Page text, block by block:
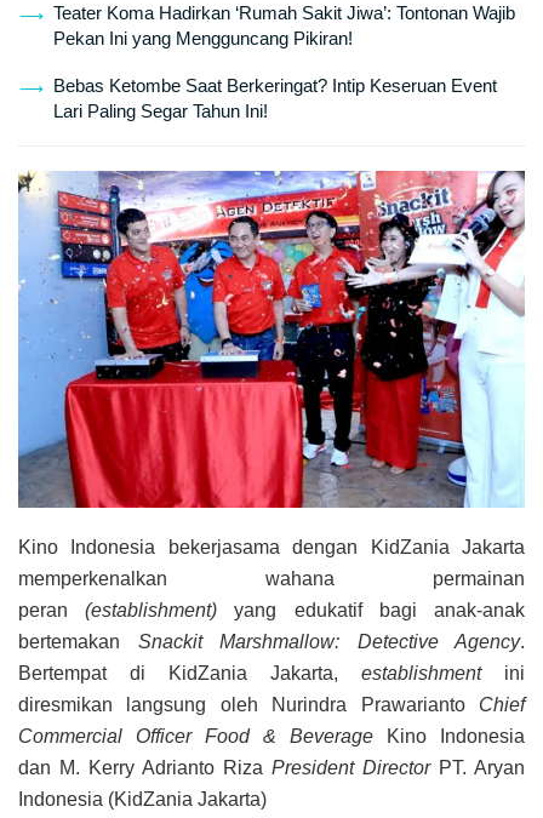
Teater Koma Hadirkan ‘Rumah Sakit Jiwa’: Tontonan Wajib
Pekan Ini yang Mengguncang Pikiran!
Bebas Ketombe Saat Berkeringat? Intip Keseruan Event
Lari Paling Segar Tahun Ini!
Kino Indonesia bekerjasama dengan KidZania Jakarta
memperkenalkan wahana permainan
peran(establishment) yang edukatif bagi anak-anak
bertemakan Snackit Marshmallow: Detective Agency.
Bertempat di KidZania Jakarta, establishment ini
diresmikan langsung oleh Nurindra Prawarianto Chief
Commercial Officer Food & Beverage Kino Indonesia
dan M. Kerry Adrianto Riza President Director PT. Aryan
Indonesia (KidZania Jakarta)